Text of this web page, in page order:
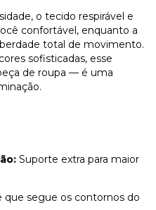
o tecido respirável e
confortável, enquanto a
total de movimento.
sofisticadas, esse
de roupa — é uma
Suporte extra para maior
que segue os contornos do